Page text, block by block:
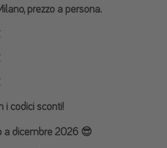
prezzo a persona.
i codici sconti!
a dicembre 2026 😎